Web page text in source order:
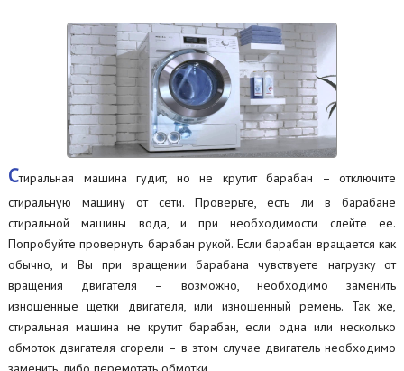
Стиральная машина гудит, но не крутит барабан – отключите
стиральную машину от сети. Проверьте, есть ли в барабане
стиральной машины вода, и при необходимости слейте ее.
Попробуйте провернуть барабан рукой. Если барабан вращается как
обычно, и Вы при вращении барабана чувствуете нагрузку от
вращения двигателя – возможно, необходимо заменить
изношенные щетки двигателя, или изношенный ремень. Так же,
стиральная машина не крутит барабан, если одна или несколько
обмоток двигателя сгорели – в этом случае двигатель необходимо